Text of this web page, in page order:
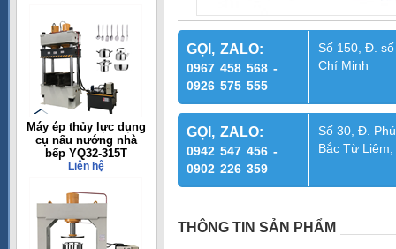
Máy ép thủy lực dụng
cụ nấu nướng nhà
bếp YQ32-315T
Liên hệ
GỌI, ZALO:
0967 458 568 -
0926 575 555
Số 150, Đ.
Chí Minh
GỌI, ZALO:
0942 547 456 -
0902 226 359
Số 30, Đ.
Bắc Từ
THÔNG TIN SẢN PHẨM